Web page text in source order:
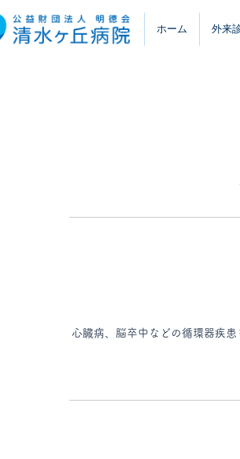
ホーム 外来
心臓病、脳卒中などの循環器疾